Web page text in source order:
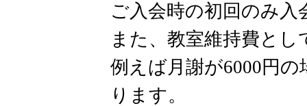
ご入会時の初回のみ
また、教室維持費と
例えば月謝が6000円
ります。